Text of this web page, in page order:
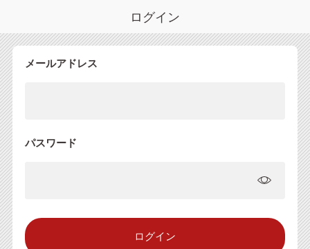
ログイン
メールアドレス
パスワード